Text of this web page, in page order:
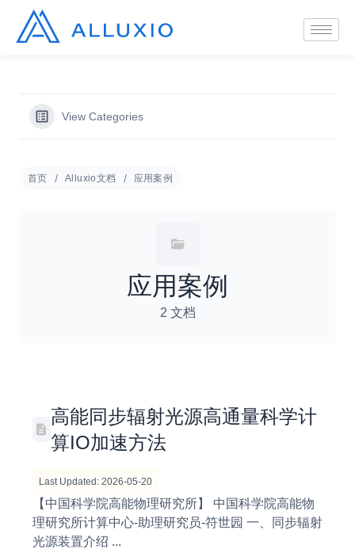
View Categories
首页 Alluxio文档 应用案例
应用案例
2 文档
高能同步辐射光源高通量科学计
算IO加速方法
Last Updated: 2026-05-20
【中国科学院高能物理研究所】 中国科学院高能物
理研究所计算中心-助理研究员-符世园 一、同步辐射
光源装置介绍 ...